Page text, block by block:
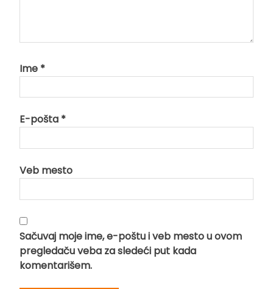
Ime *
E-pošta *
Veb mesto
Sačuvaj moje ime, e-poštu i veb mesto u ovom
pregledaču veba za sledeći put kada
komentarišem.